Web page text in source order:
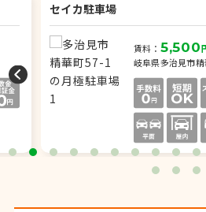
セイカ駐車場
賃料： 5,500
岐阜県多治見市精